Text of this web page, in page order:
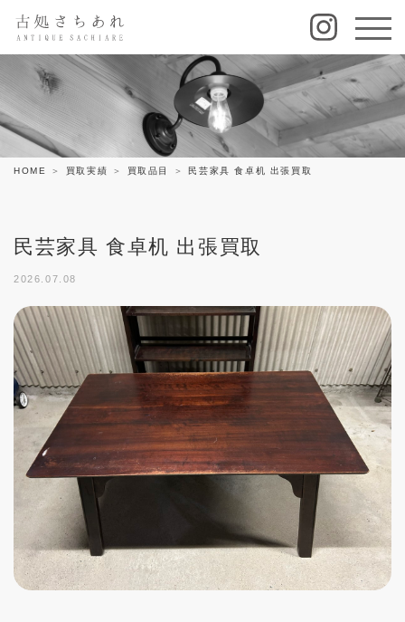
HOME 買取実績 買取品目 民芸家具 食卓机 出張買取
民芸家具 食卓机 出張買取
2026.07.08